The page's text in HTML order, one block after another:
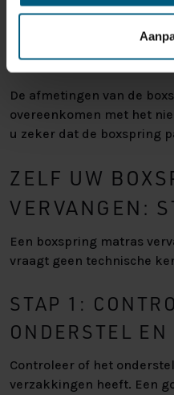
matras op uw boxspring
gewoon matras op een
afmetingen en
De afmetingen van de
overeenkomen met het
u zeker dat de boxspring
ZELF UW
VERVANGEN:
Een boxspring matras
vraagt geen technische
STAP 1:
ONDERSTEL EN
Controleer of het
verzakkingen heeft. Een